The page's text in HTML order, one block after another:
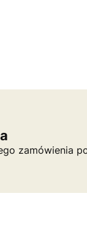
zamówienia